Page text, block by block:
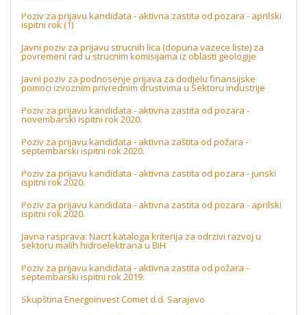
Poziv za prijavu kandidata - aktivna zastita od pozara - aprilski
ispitni rok (1)
Javni poziv za prijavu strucnih lica (dopuna vazece liste) za
povremeni rad u strucnim komisijama iz oblasti geologije
Javni poziv za podnosenje prijava za dodjelu finansijske
pomoci izvoznim privrednim drustvima u Sektoru industrije
Poziv za prijavu kandidata - aktivna zastita od pozara -
novembarski ispitni rok 2020.
Poziv za prijavu kandidata - aktivna zaštita od požara -
septembarski ispitni rok 2020.
Poziv za prijavu kandidata - aktivna zastita od pozara - junski
ispitni rok 2020.
Poziv za prijavu kandidata - aktivna zastita od pozara - aprilski
ispitni rok 2020.
Javna rasprava: Nacrt kataloga kriterija za odrzivi razvoj u
sektoru malih hidroelektrana u BiH
Poziv za prijavu kandidata - aktivna zastita od požara -
septembarski ispitni rok 2019.
Skupština Energoinvest Comet d.d. Sarajevo